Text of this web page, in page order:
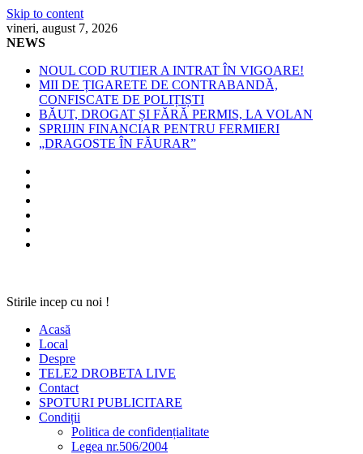
Skip to content
vineri, august 7, 2026
NEWS
NOUL COD RUTIER A INTRAT ÎN VIGOARE!
MII DE ȚIGARETE DE CONTRABANDĂ,
CONFISCATE DE POLIȚIȘTI
BĂUT, DROGAT ȘI FĂRĂ PERMIS, LA VOLAN
SPRIJIN FINANCIAR PENTRU FERMIERI
„DRAGOSTE ÎN FĂURAR”
Stirile incep cu noi !
Acasă
Local
Despre
TELE2 DROBETA LIVE
Contact
SPOTURI PUBLICITARE
Condiții
Politica de confidențialitate
Legea nr.506/2004